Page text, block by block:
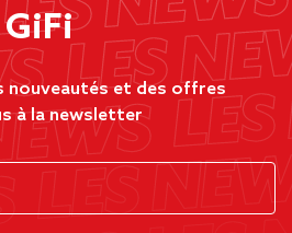
nouveautés et des offres
à la newsletter